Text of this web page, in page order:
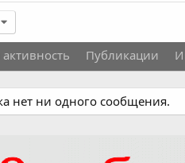
Публикации
нет ни одного сообщения.